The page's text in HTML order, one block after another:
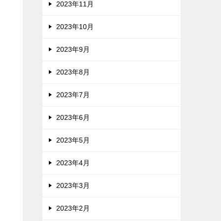
2023年11月
2023年10月
2023年9月
2023年8月
2023年7月
2023年6月
2023年5月
2023年4月
2023年3月
2023年2月